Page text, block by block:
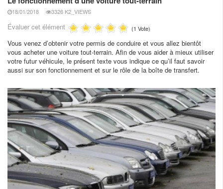
18/01/2018 3326 K2_VIEWS
Évaluer cet élément (1 Vote)
Vous venez d’obtenir votre permis de conduire et vous allez bientôt
vous acheter une voiture tout-terrain. Afin de vous aider à mieux utiliser
votre futur véhicule, le présent texte vous indique ce qu’il faut savoir
aussi sur son fonctionnement et sur le rôle de la boîte de transfert.